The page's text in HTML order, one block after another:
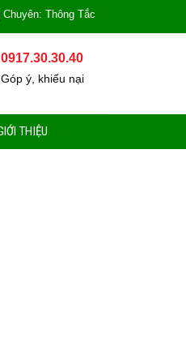
Thông Tắc Bồn Cầu, Tắc Cống,
0917.30.30.40
Góp ý, khiếu nại
THIỆU